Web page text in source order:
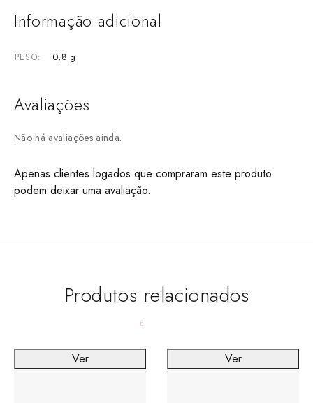
Informação adicional
PESO 0,8 g
Avaliações
Não há avaliações ainda.
Apenas clientes logados que compraram este produto
podem deixar uma avaliação.
Produtos relacionados
Ver Ver